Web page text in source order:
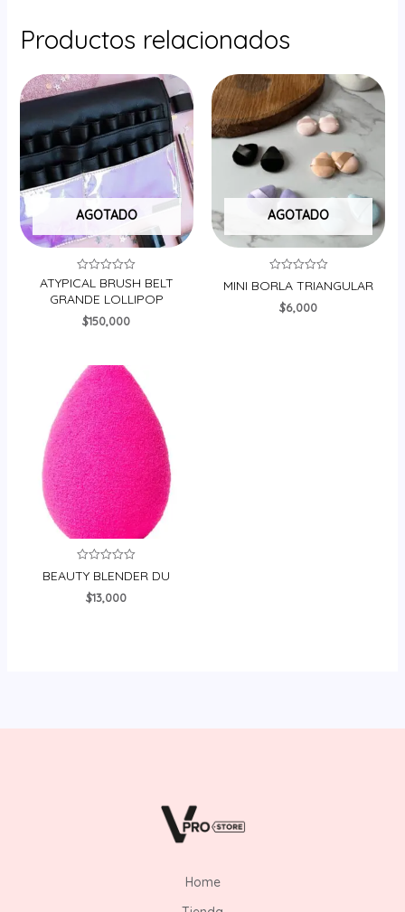
Productos relacionados
AGOTADO
Valorado
en
0
de
5
ATYPICAL BRUSH BELT
GRANDE LOLLIPOP
$150,000
AGOTADO
Valorado
en
MINI BORLA TRIANGULAR
$6,000
Valorado
en
de
BEAUTY BLENDER DU
$13,000
Home